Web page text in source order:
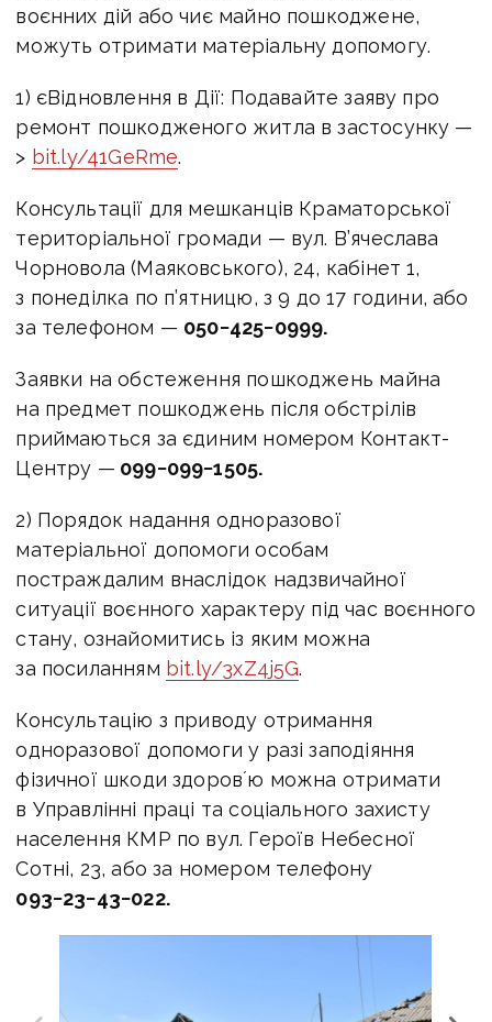
воєнних дій або чиє майно пошкоджене,
можуть отримати матеріальну допомогу.
1) єВідновлення в Дії: Подавайте заяву про
ремонт пошкодженого житла в застосунку —
> bit.ly/41GeRme.
Консультації для мешканців Краматорської
територіальної громади — вул. В’ячеслава
Чорновола (Маяковського), 24, кабінет 1,
з понеділка по п’ятницю, з 9 до 17 години, або
за телефоном — 050−425−0999.
Заявки на обстеження пошкоджень майна
на предмет пошкоджень після обстрілів
приймаються за єдиним номером Контакт-
Центру — 099−099−1505.
2) Порядок надання одноразової
матеріальної допомоги особам
постраждалим внаслідок надзвичайної
ситуації воєнного характеру під час воєнного
стану, ознайомитись із яким можна
за посиланням bit.ly/3xZ4j5G.
Консультацію з приводу отримання
одноразової допомоги у разі заподіяння
фізичної шкоди здоровʼю можна отримати
в Управлінні праці та соціального захисту
населення КМР по вул. Героїв Небесної
Сотні, 23, або за номером телефону
093−23−43−022.